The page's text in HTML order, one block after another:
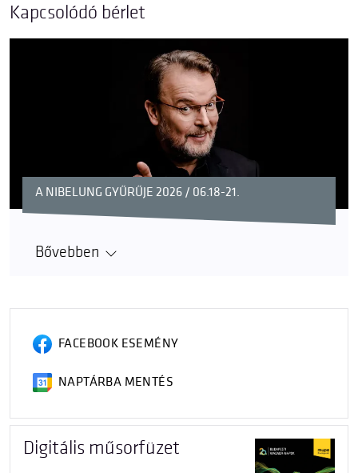
Kapcsolódó bérlet
A NIBELUNG GYŰRŰJE 2026 / 06.18-21.
Bővebben
FACEBOOK ESEMÉNY
NAPTÁRBA MENTÉS
Digitális műsorfüzet